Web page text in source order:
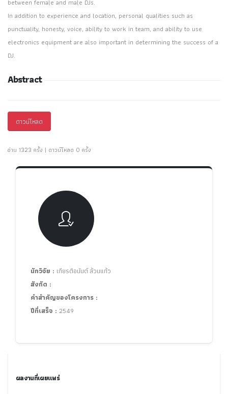
between female and male DJs.
In addition to experience and location, personal qualities such as
punctuality, honesty, voice, ability to work in team, and ability to use
electronics equipment are also important in determining the success of a
DJ.
Abstract
ดาวน์โหลด
อ่าน 1323 ครั้ง | ดาวน์โหลด 0 ครั้ง
นักวิจัย : เกียรติอนันต์ ล้วนแก้ว
สังกัด :
คำสำคัญของโครงการ :
ปีที่เสร็จ : 2549
ผลงานที่เผยแพร่